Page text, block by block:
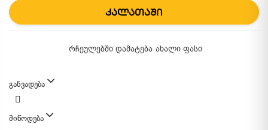
კალათაში
რჩეულებში დამატება ახალი ფასი
განვადება
მიწოდება